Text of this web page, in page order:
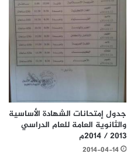
جدول إمتحانات الشهادة الأساسية
والثانوية العامة للعام الدراسي
2013 / 2014م
2014-04-14